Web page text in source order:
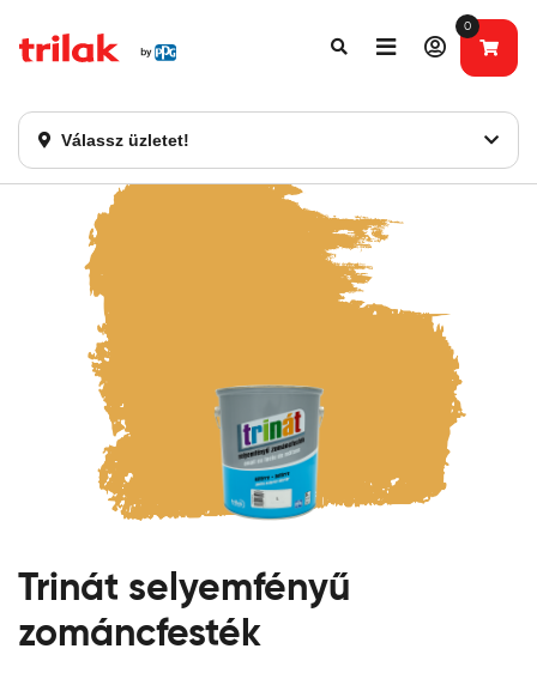
Válassz üzletet!
0
Fontos tájékoztatás!
Trinát selyemfényű
zománcfesték